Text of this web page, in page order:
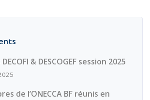
& DESCOGEF session 2025
de l’ONECCA BF réunis en